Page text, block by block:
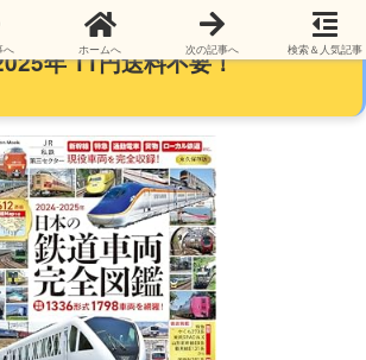
【99%オフ】日本の鉄道車両 完
年 11円送料不要！
へ ホームへ 次の記事へ 検索＆人気記事